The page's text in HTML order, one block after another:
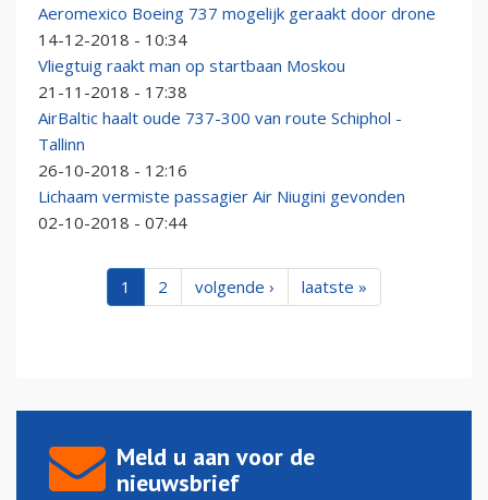
Aeromexico Boeing 737 mogelijk geraakt door drone
14-12-2018 - 10:34
Vliegtuig raakt man op startbaan Moskou
21-11-2018 - 17:38
AirBaltic haalt oude 737-300 van route Schiphol -
Tallinn
26-10-2018 - 12:16
Lichaam vermiste passagier Air Niugini gevonden
02-10-2018 - 07:44
1 2 volgende › laatste »
Meld u aan voor de
nieuwsbrief